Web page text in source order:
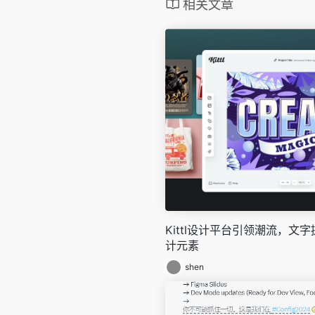
相关文章
Kittl设计平台引领潮流，文字
计元素
shen